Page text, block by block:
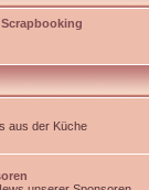
aus der Küche